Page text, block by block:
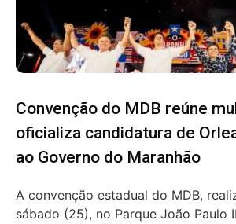
Convenção do MDB reúne
oficializa candidatura de
ao Governo do Maranhão
A convenção estadual do MDB,
sábado (25), no Parque João Paulo